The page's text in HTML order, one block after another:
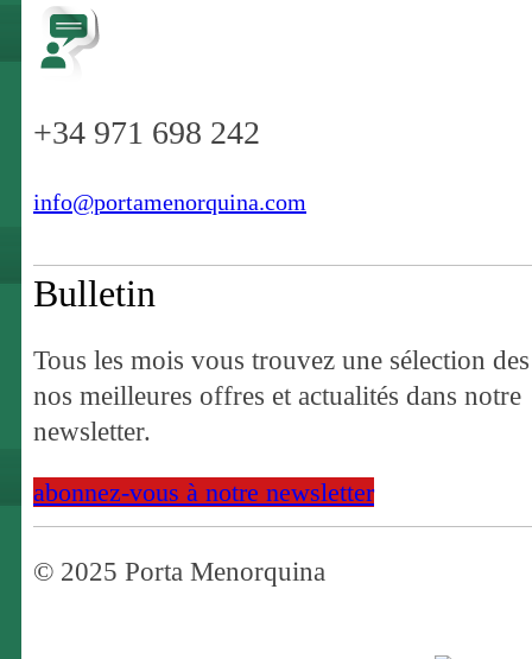
+34 971 698 242
info@portamenorquina.com
Bulletin
Tous les mois vous trouvez une sélection des
nos meilleures offres et actualités dans notre
newsletter.
abonnez-vous à notre newsletter
© 2025 Porta Menorquina